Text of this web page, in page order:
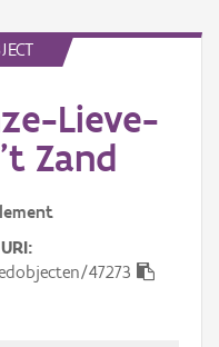
Lieve-
Zand
URI
47273